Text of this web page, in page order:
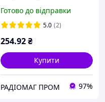
BREVE TUFVASSONS
Готово до відправки
5.0 (2)
254.92₴
Купити
РАДІОМАГ ПРОМ 97%